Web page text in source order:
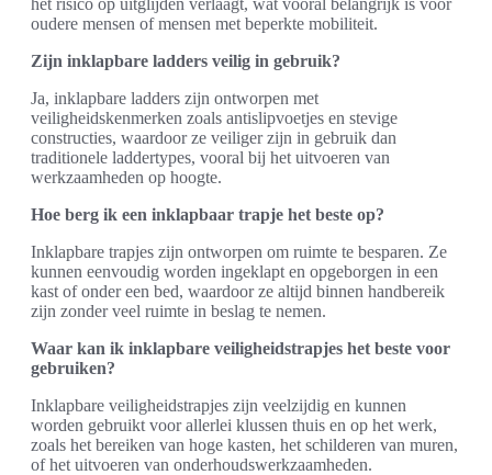
het risico op uitglijden verlaagt, wat vooral belangrijk is voor
oudere mensen of mensen met beperkte mobiliteit.
Zijn inklapbare ladders veilig in gebruik?
Ja, inklapbare ladders zijn ontworpen met
veiligheidskenmerken zoals antislipvoetjes en stevige
constructies, waardoor ze veiliger zijn in gebruik dan
traditionele laddertypes, vooral bij het uitvoeren van
werkzaamheden op hoogte.
Hoe berg ik een inklapbaar trapje het beste op?
Inklapbare trapjes zijn ontworpen om ruimte te besparen. Ze
kunnen eenvoudig worden ingeklapt en opgeborgen in een
kast of onder een bed, waardoor ze altijd binnen handbereik
zijn zonder veel ruimte in beslag te nemen.
Waar kan ik inklapbare veiligheidstrapjes het beste voor
gebruiken?
Inklapbare veiligheidstrapjes zijn veelzijdig en kunnen
worden gebruikt voor allerlei klussen thuis en op het werk,
zoals het bereiken van hoge kasten, het schilderen van muren,
of het uitvoeren van onderhoudswerkzaamheden.